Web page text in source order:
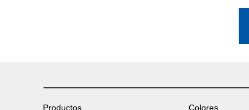
Productos
Colores